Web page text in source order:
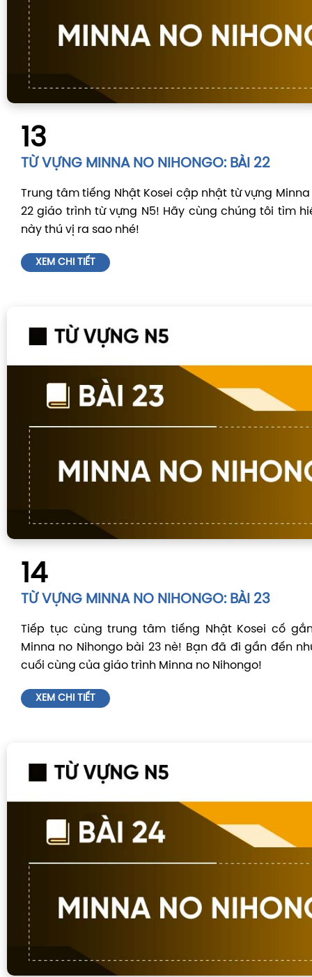
13
TỪ VỰNG MINNA NO NIHONGO: BÀI 22
Trung tâm tiếng Nhật Kosei cập nhật từ vựng
22 giáo trình từ vựng N5! Hãy cùng chúng tôi tìm
này thú vị ra sao nhé!
XEM CHI TIẾT
14
TỪ VỰNG MINNA NO NIHONGO: BÀI 23
Tiếp tục cùng trung tâm tiếng Nhật Kosei cố
Minna no Nihongo bài 23 nè! Bạn đã đi gần đến
cuối cùng của giáo trình Minna no Nihongo!
XEM CHI TIẾT